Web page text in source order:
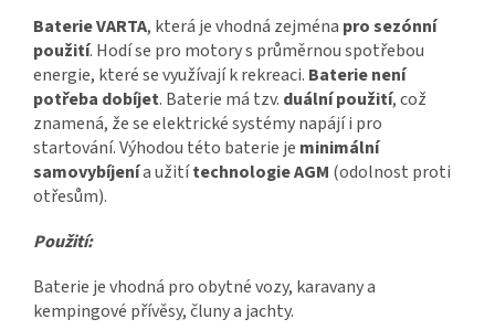
Baterie VARTA, která je vhodná zejména pro sezónní
použití. Hodí se pro motory s průměrnou spotřebou
energie, které se využívají k rekreaci. Baterie není
potřeba dobíjet. Baterie má tzv. duální použití, což
znamená, že se elektrické systémy napájí i pro
startování. Výhodou této baterie je minimální
samovybíjenía užitítechnologie AGM (odolnost proti
otřesům).
Použití:
Baterie je vhodná pro obytné vozy, karavany a
kempingové přívěsy, čluny a jachty.